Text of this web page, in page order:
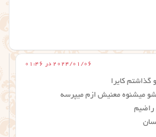
2024/01/06 در 01:46
گذاشتم کایرا
میشنوه معنیش ازم میپرسه
راضیم